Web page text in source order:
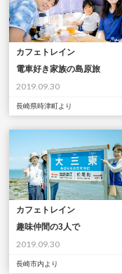
カフェトレイン
電車好き家族の島原旅
2019.09.30
長崎県時津町より
カフェトレイン
趣味仲間の3人で
2019.09.30
長崎市内より